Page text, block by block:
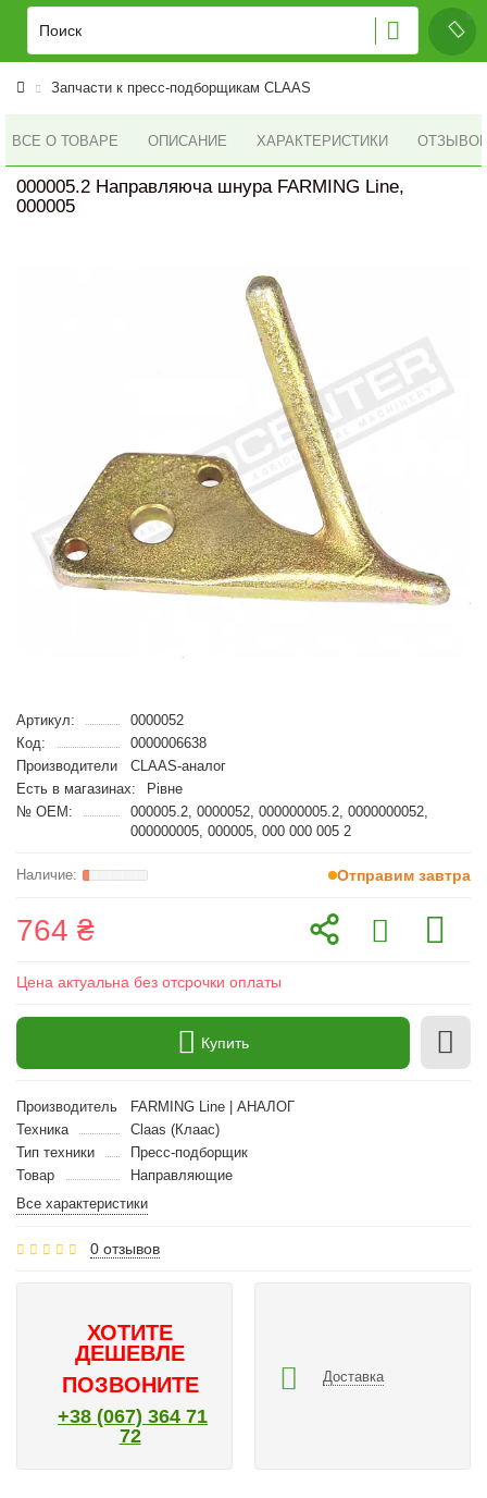
Запчасти к пресс-подборщикам CLAAS
ВСЕ О ТОВАРЕ ОПИСАНИЕ ХАРАКТЕРИСТИКИ ОТЗЫВОВ
000005.2 Направляюча шнура FARMING Line,
000005
Артикул:
0000052
Код:
0000006638
Производители
CLAAS-аналог
Есть в магазинах:
Рівне
№ OEM:
000005.2, 0000052, 000000005.2, 0000000052,
000000005, 000005, 000 000 005 2
Отправим завтра
764 ₴
Цена актуальна без отсрочки оплаты
Купить
Производитель
FARMING Line | АНАЛОГ
Техника
Claas (Клаас)
Тип техники
Пресс-подборщик
Товар
Направляющие
Все характеристики
0 отзывов
ХОТИТЕ
ДЕШЕВЛЕ
ПОЗВОНИТЕ
+38 (067) 364 71
72
Доставка